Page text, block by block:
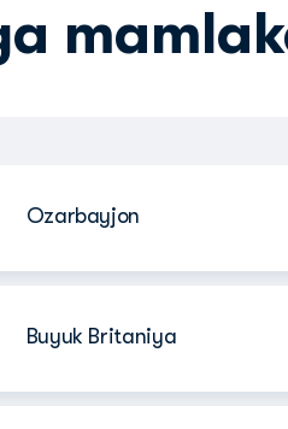
Ozarbayjon
Buyuk Britaniya